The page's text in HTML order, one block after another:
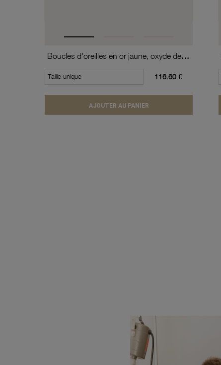
Boucles d'oreilles en or jaune, oxyde de zirconium (moyen modèle).
Taille unique 116.60 €
AJOUTER AU PANIER